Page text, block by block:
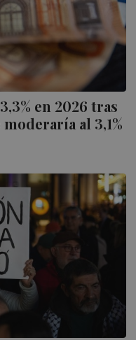
en 2026 tras
al 3,1%